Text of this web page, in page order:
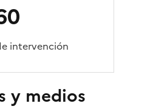
intervención
y medios